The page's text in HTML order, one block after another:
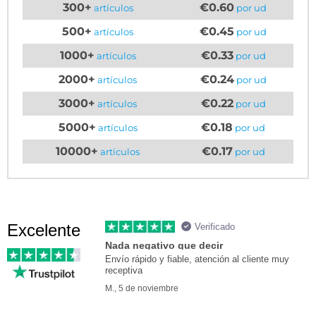
300+ artículos €0.60 por ud
500+ artículos €0.45 por ud
1000+ artículos €0.33por ud
2000+ artículos €0.24por ud
3000+ artículos €0.22por ud
5000+ artículos €0.18 por ud
10000+ artículos €0.17por ud
Excelente Verificado
Nada negativo que decir
Envío rápido y fiable, atención al cliente muy
receptiva
M., 5 de noviembre